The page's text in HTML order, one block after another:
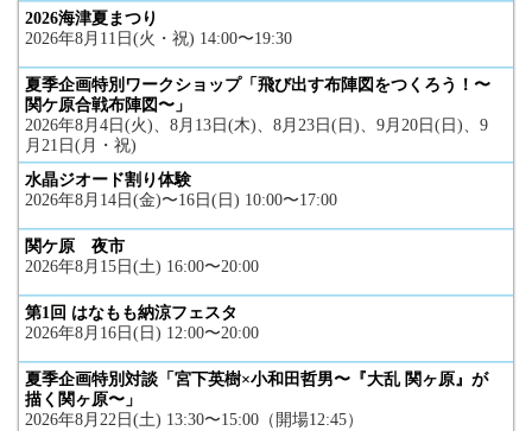
2026海津夏まつり
2026年8月11日(火・祝) 14:00〜19:30
夏季企画特別ワークショップ「飛び出す布陣図をつくろう！〜
関ケ原合戦布陣図〜」
2026年8月4日(火)、8月13日(木)、8月23日(日)、9月20日(日)、9
月21日(月・祝)
水晶ジオード割り体験
2026年8月14日(金)〜16日(日) 10:00〜17:00
関ケ原 夜市
2026年8月15日(土) 16:00〜20:00
第1回 はなもも納涼フェスタ
2026年8月16日(日) 12:00〜20:00
夏季企画特別対談「宮下英樹×小和田哲男〜『大乱 関ヶ原』が
描く関ヶ原〜」
2026年8月22日(土) 13:30〜15:00（開場12:45）